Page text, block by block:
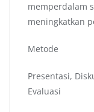
memperdalam
meningkatkan
Metode
Presentasi,
Evaluasi